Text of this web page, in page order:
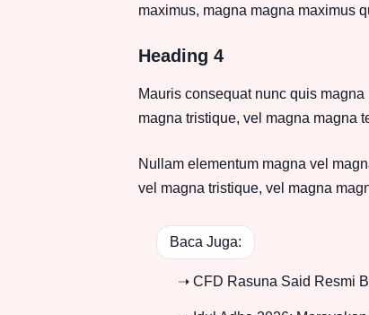
maximus, magna magna maximus
Heading 4
Mauris consequat nunc quis
magna tristique, vel magna magna
Nullam elementum magna vel
vel magna tristique, vel magna
Baca Juga:
➝ CFD Rasuna Said Resmi